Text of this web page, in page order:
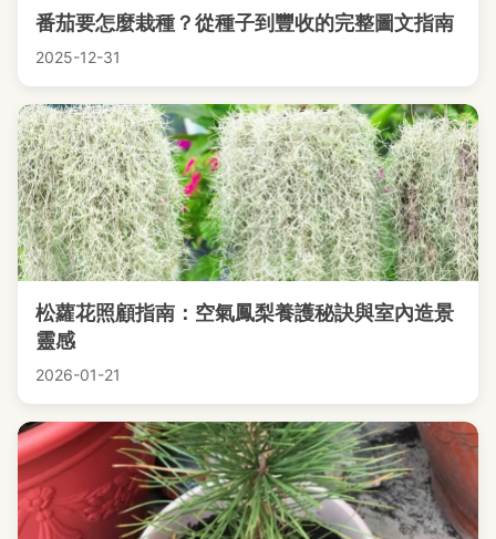
番茄要怎麼栽種？從種子到豐收的完整圖文指南
2025-12-31
松蘿花照顧指南：空氣鳳梨養護秘訣與室內造景
靈感
2026-01-21